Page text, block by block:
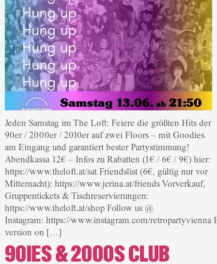
Jeden Samstag im The Loft: Feiere die größten Hits der
90er / 2000er / 2010er auf zwei Floors – mit Goodies
am Eingang und garantiert bester Partystimmung!
Abendkassa 12€ – Infos zu Rabatten (1€ / 6€ / 9€) hier:
https://www.theloft.at/sat Friendslist (6€, gültig nur vor
Mitternacht): https://www.jerina.at/friends Vorverkauf,
Gruppentickets & Tischreservierungen:
https://www.theloft.at/shop Follow us @
Instagram: https://www.instagram.com/retropartyvienna
version on […]
90IES & 2000S CLUB